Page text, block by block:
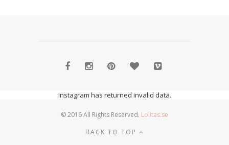
Instagram has returned invalid data.
© 2016 All Rights Reserved. Lolitas.se
BACK TO TOP